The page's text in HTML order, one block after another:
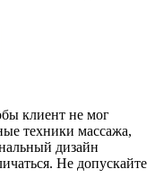
клиент не мог
техники массажа,
дизайн
Не допускайте